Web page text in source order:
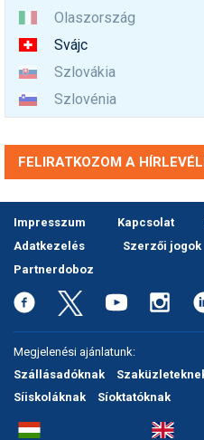
Olaszország
Svájc
Szlovákia
Szlovénia
FELIRATKOZOM A
Impresszum Kapcsolat
Adatkezelés
Szerzői jogok
Partnerdoboz
Megjelenési ajánlatunk:
Szállásadóknak
Síiskoláknak
Síoktatóknak